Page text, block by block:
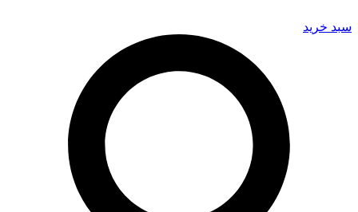
سبد خرید